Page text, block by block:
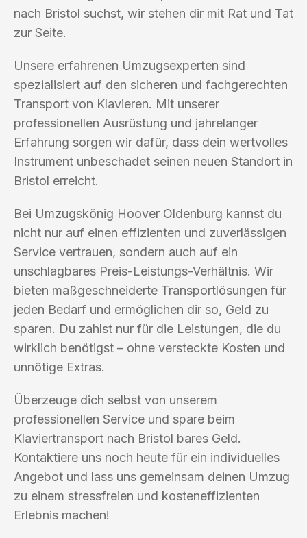
nach Bristol suchst, wir stehen dir mit Rat und Tat
zur Seite.
Unsere erfahrenen Umzugsexperten sind
spezialisiert auf den sicheren und fachgerechten
Transport von Klavieren. Mit unserer
professionellen Ausrüstung und jahrelanger
Erfahrung sorgen wir dafür, dass dein wertvolles
Instrument unbeschadet seinen neuen Standort in
Bristol erreicht.
Bei Umzugskönig Hoover Oldenburg kannst du
nicht nur auf einen effizienten und zuverlässigen
Service vertrauen, sondern auch auf ein
unschlagbares Preis-Leistungs-Verhältnis. Wir
bieten maßgeschneiderte Transportlösungen für
jeden Bedarf und ermöglichen dir so, Geld zu
sparen. Du zahlst nur für die Leistungen, die du
wirklich benötigst – ohne versteckte Kosten und
unnötige Extras.
Überzeuge dich selbst von unserem
professionellen Service und spare beim
Klaviertransport nach Bristol bares Geld.
Kontaktiere uns noch heute für ein individuelles
Angebot und lass uns gemeinsam deinen Umzug
zu einem stressfreien und kosteneffizienten
Erlebnis machen!